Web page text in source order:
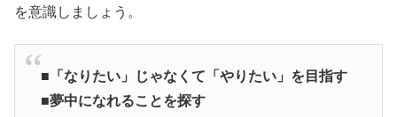
を意識しましょう。
■「なりたい」じゃなくて「やりたい」を目指す
■夢中になれることを探す